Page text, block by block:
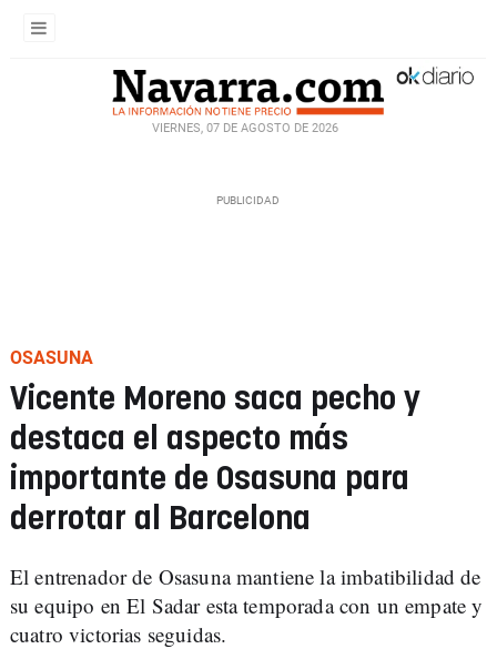
VIERNES, 07 DE AGOSTO DE 2026
OSASUNA
Vicente Moreno saca pecho y
destaca el aspecto más
importante de Osasuna para
derrotar al Barcelona
El entrenador de Osasuna mantiene la imbatibilidad de
su equipo en El Sadar esta temporada con un empate y
cuatro victorias seguidas.